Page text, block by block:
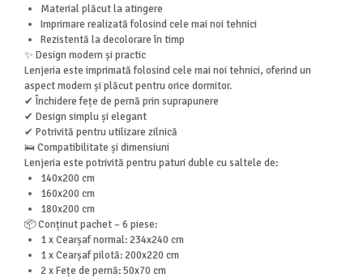
Material plăcut la atingere
Imprimare realizată folosind cele mai noi tehnici
Rezistentă la decolorare în timp
✨ Design modern și practic
Lenjeria este imprimată folosind cele mai noi tehnici, oferind un
aspect modern și plăcut pentru orice dormitor.
✔ Închidere fețe de pernă prin suprapunere
✔ Design simplu și elegant
✔ Potrivită pentru utilizare zilnică
🛌 Compatibilitate și dimensiuni
Lenjeria este potrivită pentru paturi duble cu saltele de:
140x200 cm
160x200 cm
180x200 cm
📦 Conținut pachet – 6 piese:
1 x Cearșaf normal: 234x240 cm
1 x Cearșaf pilotă: 200x220 cm
2 x Fețe de pernă: 50x70 cm